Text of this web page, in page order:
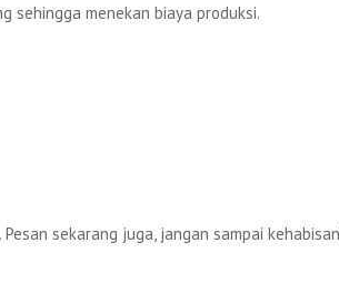
sehingga menekan biaya produksi.
sekarang juga, jangan sampai